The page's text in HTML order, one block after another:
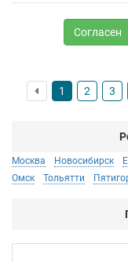
Согласен
1 2 3
Москва Новосибирск
Омск
Тольятти